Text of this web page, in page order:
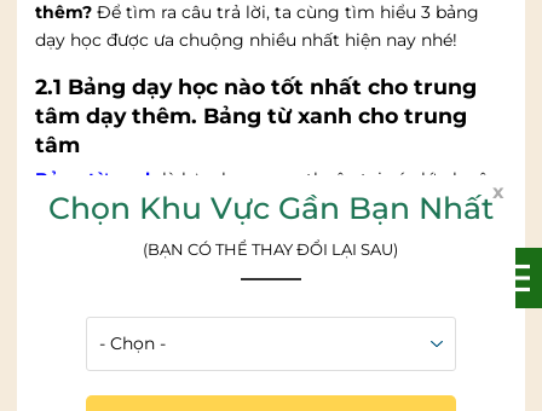
thêm? Để tìm ra câu trả lời, ta cùng tìm hiểu 3 bảng
dạy học được ưa chuộng nhiều nhất hiện nay nhé!
2.1 Bảng dạy học nào tốt nhất cho trung
tâm dạy thêm. Bảng từ xanh cho trung
tâm
Bảng từ xanh
là lựa chọn quen thuộc tại các lớp luyện
thi. Mặt bảng viết phấn rõ nét, dễ quan sát ngay cả khi
ngồi xa. Chất liệu từ tính giúp giáo viên dễ dàng gắn tài
liệu minh họa. Nhiều trung tâm dạy họcưa chuộng vì
đông và tiết kiệm chi phí.
Bảng dạy học nào tốt nhất cho trung tâm dạy thêm
x
Chọn Khu Vực Gần Bạn Nhất
(BẠN CÓ THỂ THAY ĐỔI LẠI SAU)